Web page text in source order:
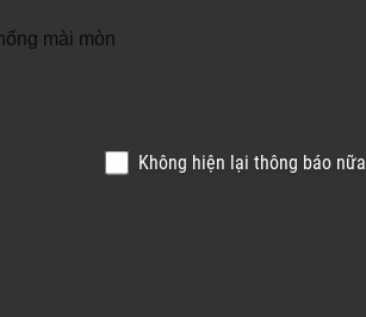
mài mòn
Không hiện lại thông báo nữa